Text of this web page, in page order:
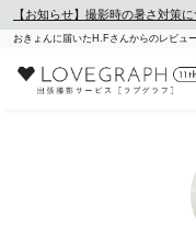
【お知らせ】撮影時の暑さ対策
おきょんに届いたH.Fさんからのレビュ